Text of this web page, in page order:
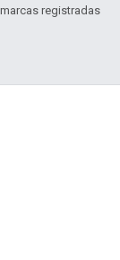
registradas